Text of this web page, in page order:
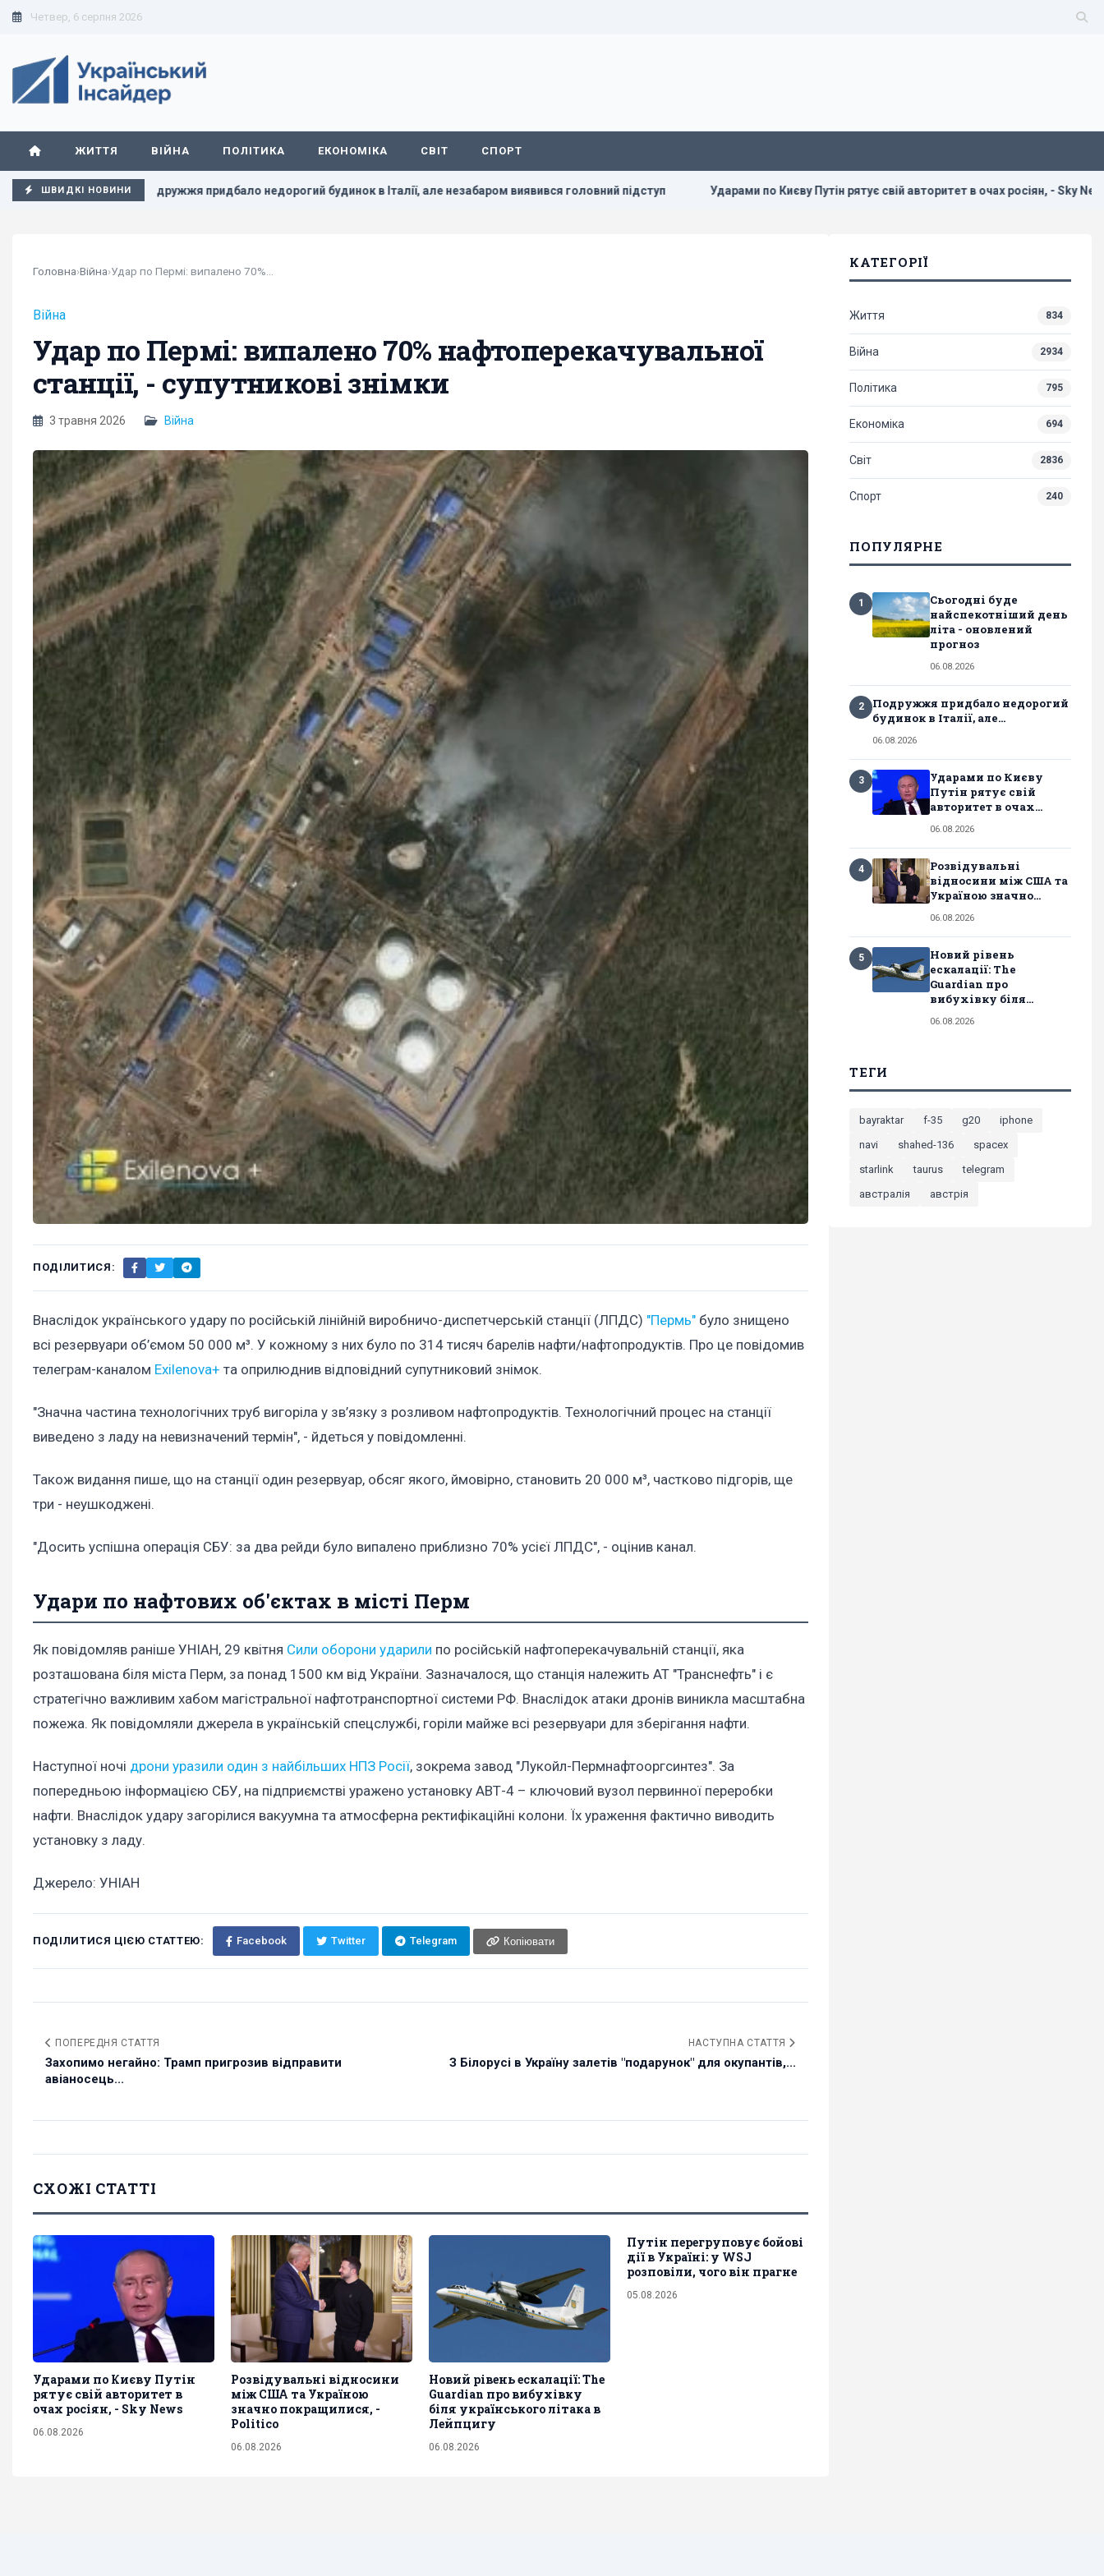
Четвер, 6 серпня 2026
ЖИТТЯ ВІЙНА ПОЛІТИКА ЕКОНОМІКА СВІТ СПОРТ
ШВИДКІ НОВИНИ
Подружжя придбало недорогий будинок в Італії, але незабаром виявився головний підступ Ударами по Києву Путін рятує свій авторитет в очах росіян, - Sky News
Головна›Війна›Удар по Пермі: випалено 70%...
Війна
Удар по Пермі: випалено 70% нафтоперекачувальної
станції, - супутникові знімки
3 травня 2026 Війна
ПОДІЛИТИСЯ:
Внаслідок українського удару по російській лінійній виробничо-диспетчерській станції (ЛПДС) "Пермь" було знищено
всі резервуари об’ємом 50 000 м³. У кожному з них було по 314 тисяч барелів нафти/нафтопродуктів. Про це повідомив
телеграм-каналом Exilenova+ та оприлюднив відповідний супутниковий знімок.
"Значна частина технологічних труб вигоріла у зв’язку з розливом нафтопродуктів. Технологічний процес на станції
виведено з ладу на невизначений термін", - йдеться у повідомленні.
Також видання пише, що на станції один резервуар, обсяг якого, ймовірно, становить 20 000 м³, частково підгорів, ще
три - неушкоджені.
"Досить успішна операція СБУ: за два рейди було випалено приблизно 70% усієї ЛПДС", - оцінив канал.
Удари по нафтових об'єктах в місті Перм
Як повідомляв раніше УНІАН, 29 квітня Сили оборони ударили по російській нафтоперекачувальній станції, яка
розташована біля міста Перм, за понад 1500 км від України. Зазначалося, що станція належить АТ "Транснефть" і є
стратегічно важливим хабом магістральної нафтотранспортної системи РФ. Внаслідок атаки дронів виникла масштабна
пожежа. Як повідомляли джерела в українській спецслужбі, горіли майже всі резервуари для зберігання нафти.
Наступної ночі дрони уразили один з найбільших НПЗ Росії, зокрема завод "Лукойл-Пермнафтооргсинтез". За
попередньою інформацією СБУ, на підприємстві уражено установку АВТ-4 – ключовий вузол первинної переробки
нафти. Внаслідок удару загорілися вакуумна та атмосферна ректифікаційні колони. Їх ураження фактично виводить
установку з ладу.
Джерело: УНІАН
ПОДІЛИТИСЯ ЦІЄЮ СТАТТЕЮ: Facebook Twitter Telegram Копіювати
ПОПЕРЕДНЯ СТАТТЯ
Захопимо негайно: Трамп пригрозив відправити
авіаносець...
НАСТУПНА СТАТТЯ
З Білорусі в Україну залетів "подарунок" для окупантів,...
СХОЖІ СТАТТІ
Ударами по Києву Путін
рятує свій авторитет в
очах росіян, - Sky News
06.08.2026
Розвідувальні відносини
між США та Україною
значно покращилися, -
Politico
06.08.2026
Новий рівень ескалації: The
Guardian про вибухівку
біля українського літака в
Лейпцигу
06.08.2026
Путін перегруповує бойові
дії в Україні: у WSJ
розповіли, чого він прагне
05.08.2026
КАТЕГОРІЇ
Життя 834
Війна 2934
Політика 795
Економіка 694
Світ 2836
Спорт 240
ПОПУЛЯРНЕ
1
Сьогодні буде
найспекотніший день
літа - оновлений
прогноз
06.08.2026
2
Подружжя придбало недорогий
будинок в Італії, але...
06.08.2026
3
Ударами по Києву
Путін рятує свій
авторитет в очах...
06.08.2026
4
Розвідувальні
відносини між США та
Україною значно...
06.08.2026
5
Новий рівень
ескалації: The
Guardian про
вибухівку біля...
06.08.2026
ТЕГИ
bayraktar f-35 g20
iphone
navi
shahed-136
spacex
starlink
taurus
telegram
австралія
австрія